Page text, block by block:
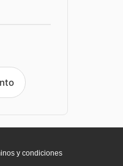
y condiciones